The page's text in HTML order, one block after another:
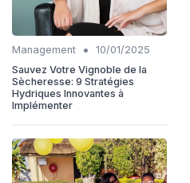
Management •
10/01/2025
Sauvez Votre Vignoble de la
Sècheresse: 9 Stratégies
Hydriques Innovantes à
Implémenter